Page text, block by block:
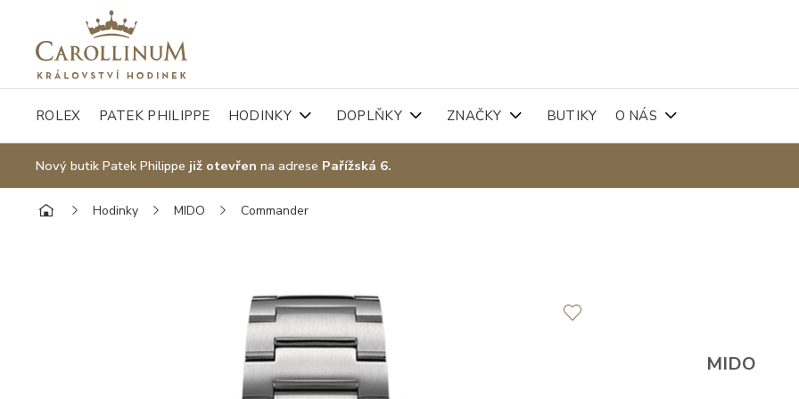
ROLEX PATEK PHILIPPE HODINKY DOPLŇKY ZNAČKY BUTIKY O NÁS
Nový butik Patek Philippe již otevřen na adrese Pařížská 6.
Hodinky MIDO Commander
MIDO